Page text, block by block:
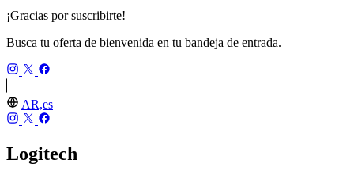
¡Gracias por suscribirte!
Busca tu oferta de bienvenida en tu bandeja de entrada.
AR,es
Logitech